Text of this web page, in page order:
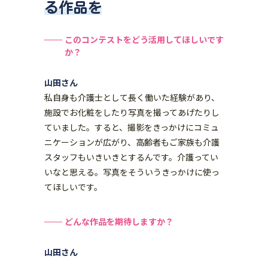
る作品を
このコンテストをどう活用してほしいです
か？
山田さん
私自身も介護士として長く働いた経験があり、
施設でお化粧をしたり写真を撮ってあげたりし
ていました。すると、撮影をきっかけにコミュ
ニケーションが広がり、高齢者もご家族も介護
スタッフもいきいきとするんです。介護ってい
いなと思える。写真をそういうきっかけに使っ
てほしいです。
どんな作品を期待しますか？
山田さん